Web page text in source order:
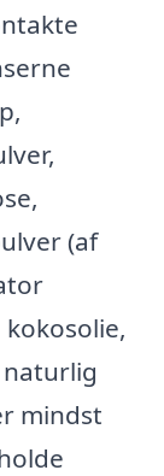
(af
mindst